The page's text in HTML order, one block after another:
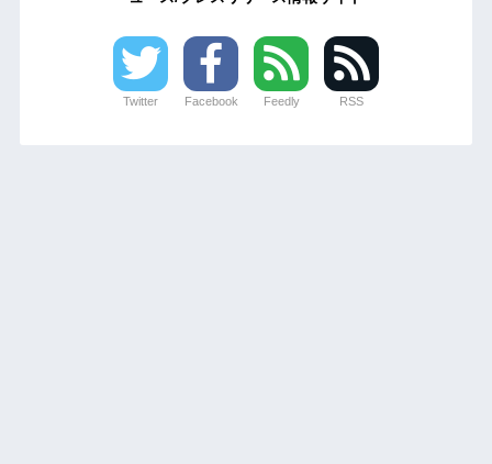
Twitter Facebook Feedly RSS